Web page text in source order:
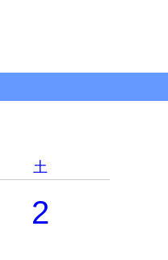
土
2